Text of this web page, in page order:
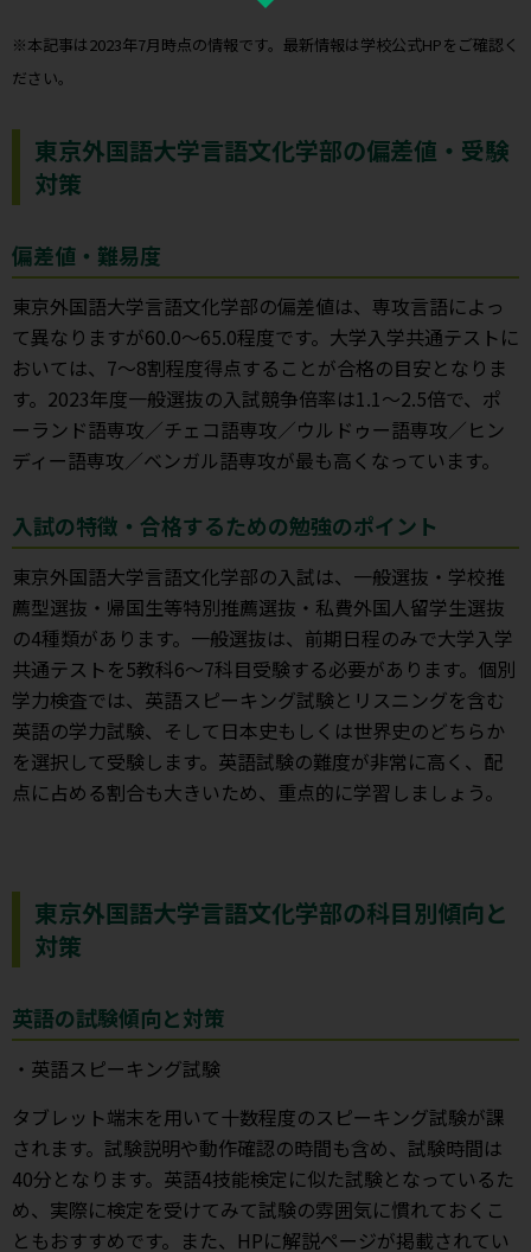
※本記事は2023年7月時点の情報です。最新情報は学校公式HPをご確認く
ださい。
東京外国語大学言語文化学部の偏差値・受験
対策
偏差値・難易度
東京外国語大学言語文化学部の偏差値は、専攻言語によっ
て異なりますが60.0～65.0程度です。大学入学共通テストに
おいては、7～8割程度得点することが合格の目安となりま
す。2023年度一般選抜の入試競争倍率は1.1～2.5倍で、ポ
ーランド語専攻／チェコ語専攻／ウルドゥー語専攻／ヒン
ディー語専攻／ベンガル語専攻が最も高くなっています。
入試の特徴・合格するための勉強のポイント
東京外国語大学言語文化学部の入試は、一般選抜・学校推
薦型選抜・帰国生等特別推薦選抜・私費外国人留学生選抜
の4種類があります。一般選抜は、前期日程のみで大学入学
共通テストを5教科6～7科目受験する必要があります。個別
学力検査では、英語スピーキング試験とリスニングを含む
英語の学力試験、そして日本史もしくは世界史のどちらか
を選択して受験します。英語試験の難度が非常に高く、配
点に占める割合も大きいため、重点的に学習しましょう。
東京外国語大学言語文化学部の科目別傾向と
対策
英語の試験傾向と対策
・英語スピーキング試験
タブレット端末を用いて十数程度のスピーキング試験が課
されます。試験説明や動作確認の時間も含め、試験時間は
40分となります。英語4技能検定に似た試験となっているた
め、実際に検定を受けてみて試験の雰囲気に慣れておくこ
ともおすすめです。また、HPに解説ページが掲載されてい